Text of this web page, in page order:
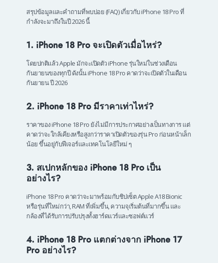
สรุปข้อมูลและคำถามที่พบบ่อย (FAQ) เกี่ยวกับ iPhone 18 Pro ที่
กำลังจะมาถึงในปี 2026 นี้
1. iPhone 18 Pro จะเปิดตัวเมื่อไหร่?
โดยปกติแล้ว Apple มักจะเปิดตัว iPhone รุ่นใหม่ในช่วงเดือน
กันยายนของทุกปี ดังนั้น iPhone 18 Pro คาดว่าจะเปิดตัวในเดือน
กันยายน ปี 2026
2. iPhone 18 Pro มีราคาเท่าไหร่?
ราคาของ iPhone 18 Pro ยังไม่มีการประกาศอย่างเป็นทางการ แต่
คาดว่าจะใกล้เคียงหรือสูงกว่าราคาเปิดตัวของรุ่น Pro ก่อนหน้าเล็ก
น้อย ขึ้นอยู่กับฟีเจอร์และเทคโนโลยีใหม่ ๆ
3. สเปกหลักของ iPhone 18 Pro เป็น
อย่างไร?
iPhone 18 Pro คาดว่าจะมาพร้อมกับชิปเซ็ต Apple A18 Bionic
หรือรุ่นที่ใหม่กว่า, RAM ที่เพิ่มขึ้น, ความจุเริ่มต้นที่มากขึ้น และ
กล้องที่ได้รับการปรับปรุงทั้งฮาร์ดแวร์และซอฟต์แวร์
4. iPhone 18 Pro แตกต่างจาก iPhone 17
Pro อย่างไร?